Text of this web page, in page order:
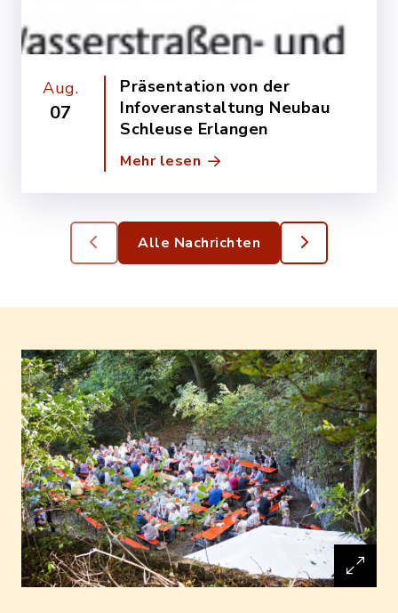
Aug.
07
Präsentation von der
Infoveranstaltung Neubau
Schleuse Erlangen
Mehr lesen
Alle Nachrichten